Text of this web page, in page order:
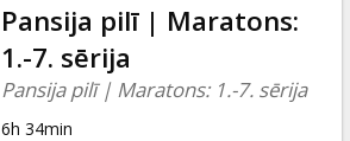
Pansija pilī | Maratons:
1.-7. sērija
Pansija pilī | Maratons: 1.-7. sērija
6h 34min